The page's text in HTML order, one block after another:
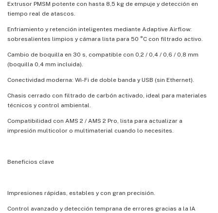
Extrusor PMSM potente con hasta 8,5 kg de empuje y detección en
tiempo real de atascos.
Enfriamiento y retención inteligentes mediante Adaptive Airflow:
sobresalientes limpios y cámara lista para 50 °C con filtrado activo.
Cambio de boquilla en 30 s, compatible con 0,2 / 0,4 / 0,6 / 0,8 mm
(boquilla 0,4 mm incluida).
Conectividad moderna: Wi-Fi de doble banda y USB (sin Ethernet).
Chasis cerrado con filtrado de carbón activado, ideal para materiales
técnicos y control ambiental.
Compatibilidad con AMS 2 / AMS 2 Pro, lista para actualizar a
impresión multicolor o multimaterial cuando lo necesites.
Beneficios clave
Impresiones rápidas, estables y con gran precisión.
Control avanzado y detección temprana de errores gracias a la IA